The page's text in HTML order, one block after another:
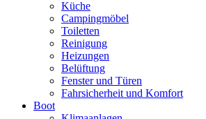
Küche
Campingmöbel
Toiletten
Reinigung
Heizungen
Belüftung
Fenster und Türen
Fahrsicherheit und Komfort
Boot